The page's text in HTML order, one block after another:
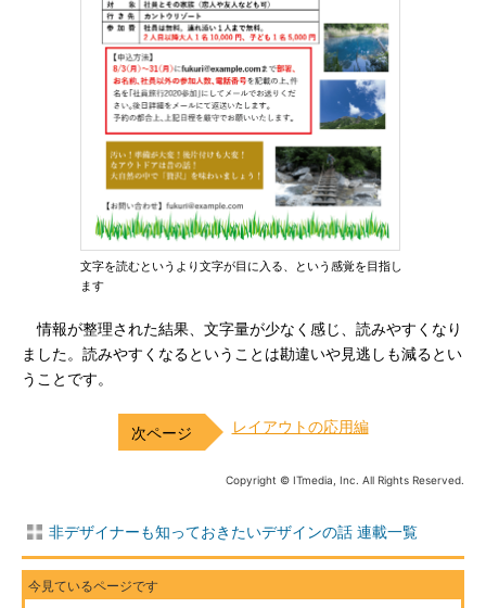
文字を読むというより文字が目に入る、という感覚を目指し
ます
情報が整理された結果、文字量が少なく感じ、読みやすくなり
ました。読みやすくなるということは勘違いや見逃しも減るとい
うことです。
レイアウトの応用編
Copyright © ITmedia, Inc. All Rights Reserved.
非デザイナーも知っておきたいデザインの話 連載一覧